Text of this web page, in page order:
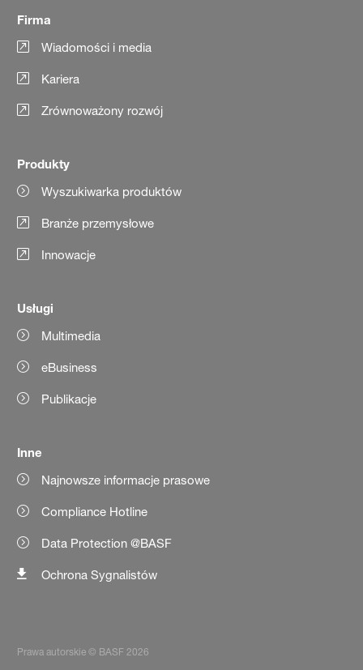
Firma
Wiadomości i media
Kariera
Zrównoważony rozwój
Produkty
Wyszukiwarka produktów
Branże przemysłowe
Innowacje
Usługi
Multimedia
eBusiness
Publikacje
Inne
Najnowsze informacje prasowe
Compliance Hotline
Data Protection @BASF
Ochrona Sygnalistów
Prawa autorskie © BASF 2026